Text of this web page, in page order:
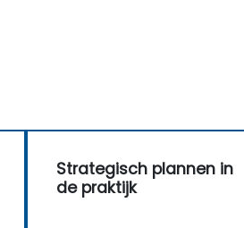
stappen binnen
Strategisch plannen in
de praktijk